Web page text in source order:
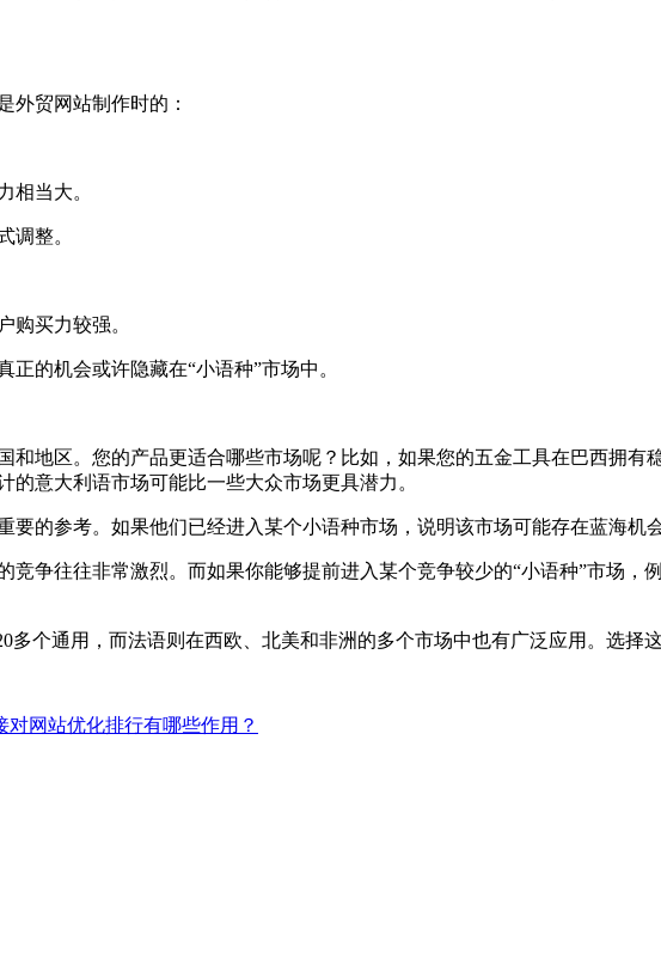
外贸网站制作时的：
相当大。
调整。
购买力较强。
的机会或许隐藏在“小语种”市场中。
地区。您的产品更适合哪些市场呢？比如，如果您的五金工具在巴西拥有
意大利语市场可能比一些大众市场更具潜力。
的参考。如果他们已经进入某个小语种市场，说明该市场可能存在蓝海机
争往往非常激烈。而如果你能够提前进入某个竞争较少的“小语种”市场，
个通用，而法语则在西欧、北美和非洲的多个市场中也有广泛应用。选择
对网站优化排行有哪些作用？